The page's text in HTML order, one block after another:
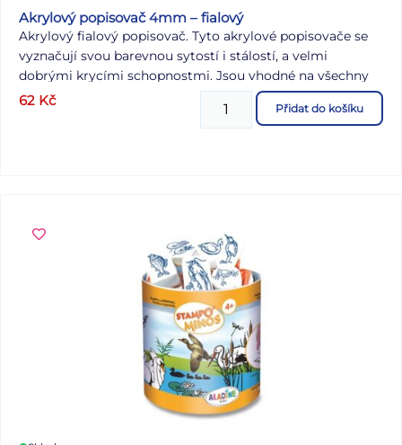
Akrylový popisovač 4mm – fialový
Akrylový fialový popisovač. Tyto akrylové popisovače se
vyznačují svou barevnou sytostí i stálostí, a velmi
dobrými krycími schopnostmi. Jsou vhodné na všechny
nemastné a hladké povrchy, jako jsou plátna, papír, dřevo,
kámen atd. NÁVOD K POUŽITÍ: Před použitím protřepte
62 Kč Přidat do košíku